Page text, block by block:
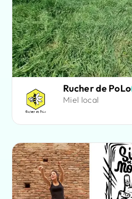
Rucher de PoLo
Miel local